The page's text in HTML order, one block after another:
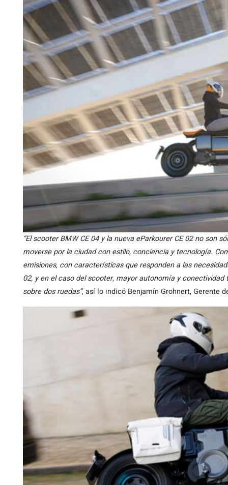
“El scooter BMW CE 04 y la nueva eParkourer CE 02 no son
moverse por la ciudad con estilo, conciencia y tecnología.
emisiones, con características que responden a las
02, y en el caso del scooter, mayor autonomía y
sobre dos ruedas”, así lo indicó Benjamín Grohnert, Gerente